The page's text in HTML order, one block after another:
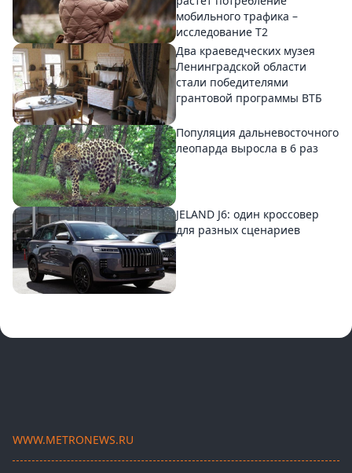
мобильного трафика –
исследование T2
Два краеведческих музея
Ленинградской области
стали победителями
грантовой программы ВТБ
Популяция дальневосточного
леопарда выросла в 6 раз
JELAND J6: один кроссовер
для разных сценариев
WWW.METRONEWS.RU